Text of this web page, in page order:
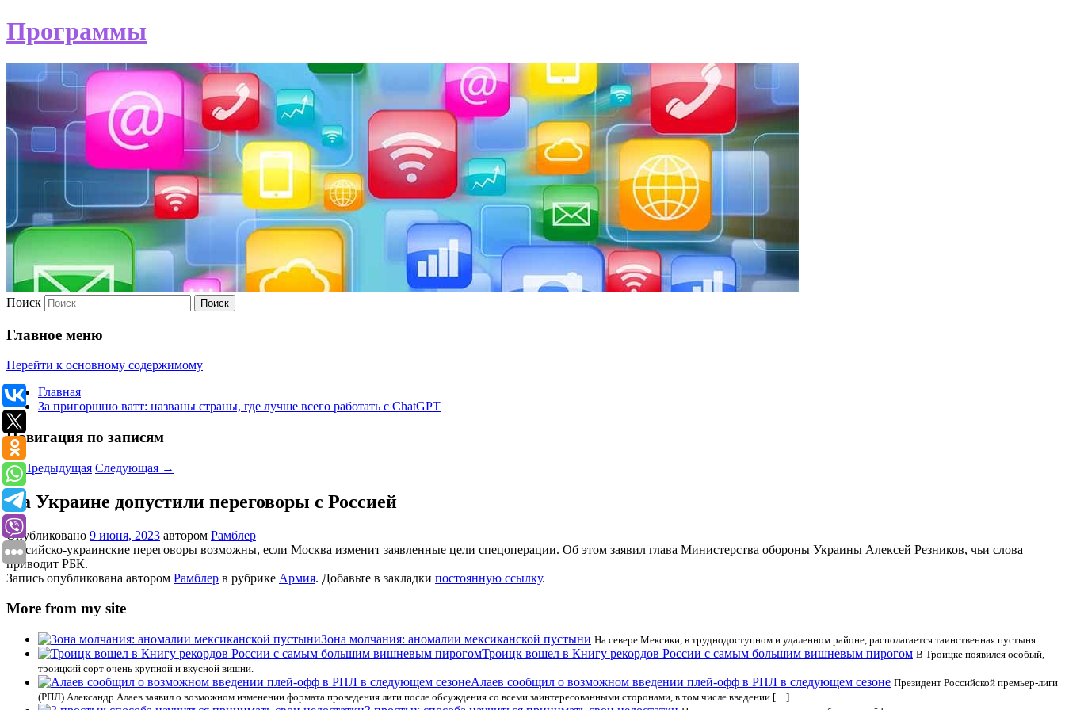
Программы
Поиск
Главное меню
Перейти к основному содержимому
Главная
За пригоршню ватт: названы страны, где лучше всего работать с ChatGPT
Навигация по записям
←Предыдущая Следующая →
На Украине допустили переговоры с Россией
Опубликовано 9 июня, 2023 автором Рамблер
Российско-украинские переговоры возможны, если Москва изменит заявленные цели спецоперации. Об этом заявил глава Министерства обороны Украины Алексей Резников, чьи слова
приводит РБК.
Запись опубликована автором Рамблер в рубрике Армия. Добавьте в закладки постоянную ссылку.
More from my site
Зона молчания: аномалии мексиканской пустыни На севере Мексики, в труднодоступном и удаленном районе, располагается таинственная пустыня.
Троицк вошел в Книгу рекордов России с самым большим вишневым пирогом В Троицке появился особый,
троицкий сорт очень крупной и вкусной вишни.
Алаев сообщил о возможном введении плей-офф в РПЛ в следующем сезоне Президент Российской премьер-лиги
(РПЛ) Александр Алаев заявил о возможном изменении формата проведения лиги после обсуждения со всеми заинтересованными сторонами, в том числе введении […]